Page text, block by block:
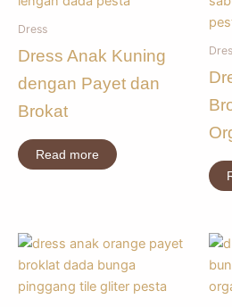
Dress
Dress Anak Kuning
dengan Payet dan
Brokat
Read more